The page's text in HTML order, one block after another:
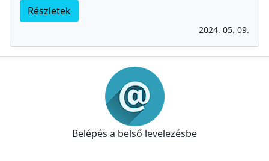
Részletek
2024. 05. 09.
Belépés a belső levelezésbe